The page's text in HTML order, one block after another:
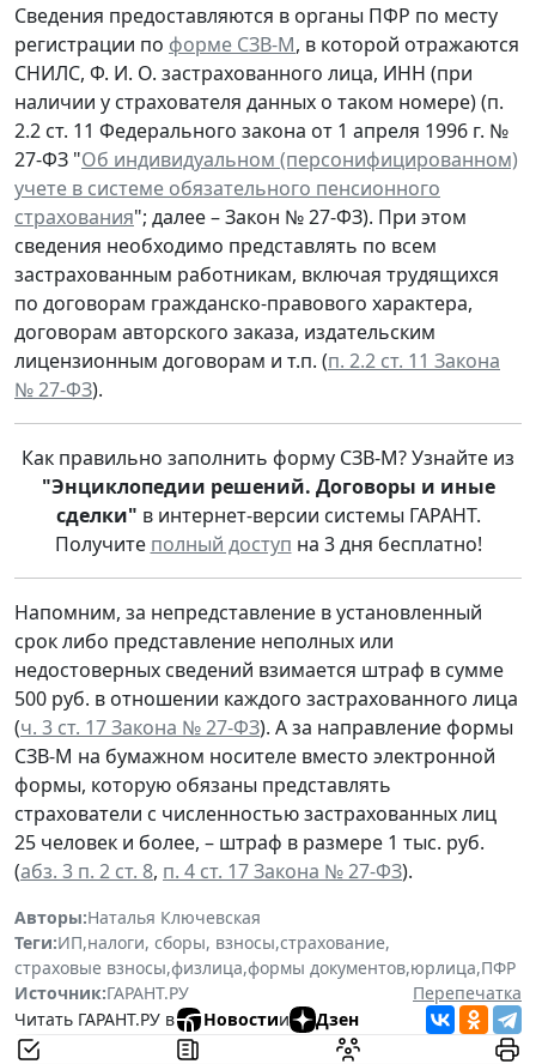
Сведения предоставляются в органы ПФР по месту
регистрации по форме СЗВ-М, в которой отражаются
СНИЛС, Ф. И. О. застрахованного лица, ИНН (при
наличии у страхователя данных о таком номере) (п.
2.2 ст. 11 Федерального закона от 1 апреля 1996 г. №
27-ФЗ "Об индивидуальном (персонифицированном)
учете в системе обязательного пенсионного
страхования"; далее – Закон № 27-ФЗ). При этом
сведения необходимо представлять по всем
застрахованным работникам, включая трудящихся
по договорам гражданско-правового характера,
договорам авторского заказа, издательским
лицензионным договорам и т.п. (п. 2.2 ст. 11 Закона
№ 27-ФЗ).
Как правильно заполнить форму СЗВ-М? Узнайте из
"Энциклопедии решений. Договоры и иные
сделки" в интернет-версии системы ГАРАНТ.
Получите полный доступ на 3 дня бесплатно!
Напомним, за непредставление в установленный
срок либо представление неполных или
недостоверных сведений взимается штраф в сумме
500 руб. в отношении каждого застрахованного лица
(ч. 3 ст. 17 Закона № 27-ФЗ). А за направление формы
СЗВ-М на бумажном носителе вместо электронной
формы, которую обязаны представлять
страхователи с численностью застрахованных лиц
25 человек и более, – штраф в размере 1 тыс. руб.
(абз. 3 п. 2 ст. 8, п. 4 ст. 17 Закона № 27-ФЗ).
Авторы:Наталья Ключевская
Теги:ИП,налоги, сборы, взносы,страхование,
страховые взносы,физлица,формы документов,юрлица,ПФР
Источник:ГАРАНТ.РУ
Перепечатка
Читать ГАРАНТ.РУ в
Новостии Дзен